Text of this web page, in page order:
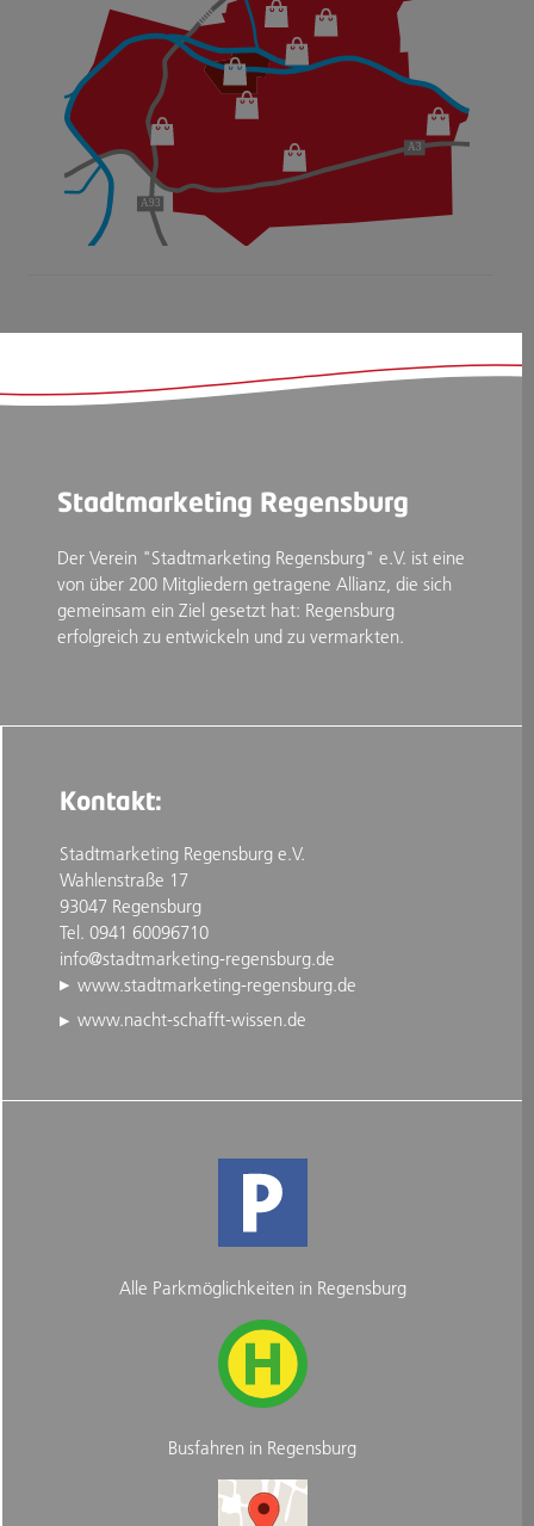
A3
A93
Donau-
Einkaufszentrum
Fachmarktzentrum
Möbelzentrum
Stadtmarketing Regensburg
Der Verein "Stadtmarketing Regensburg" e.V. ist eine
von über 200 Mitgliedern getragene Allianz, die sich
gemeinsam ein Ziel gesetzt hat: Regensburg
erfolgreich zu entwickeln und zu vermarkten.
Kontakt:
Stadtmarketing Regensburg e.V.
Wahlenstraße 17
93047 Regensburg
Tel. 0941 60096710
info@stadtmarketing-regensburg.de
www.stadtmarketing-regensburg.de
www.nacht-schafft-wissen.de
Alle Parkmöglichkeiten in Regensburg
Busfahren in Regensburg